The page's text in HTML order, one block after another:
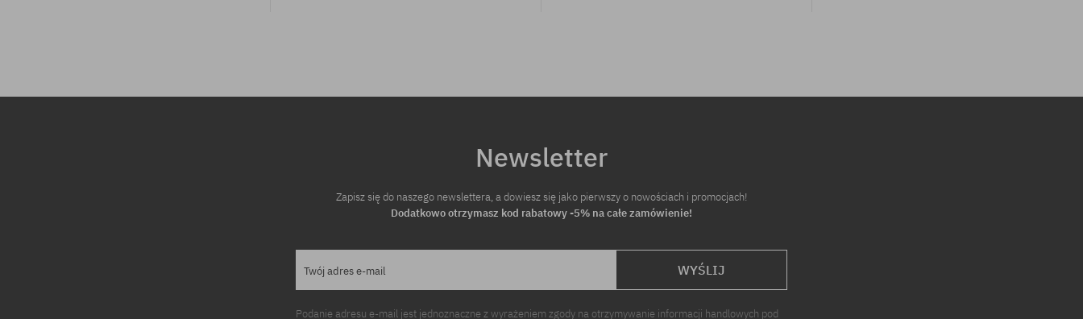
Newsletter
Zapisz się do naszego newslettera, a dowiesz się jako pierwszy o nowościach i promocjach!
Dodatkowo otrzymasz kod rabatowy -5% na całe zamówienie!
Twój adres e-mail WYŚLIJ
Podanie adresu e-mail jest jednoznaczne z wyrażeniem zgody na otrzymywanie informacji handlowych pod